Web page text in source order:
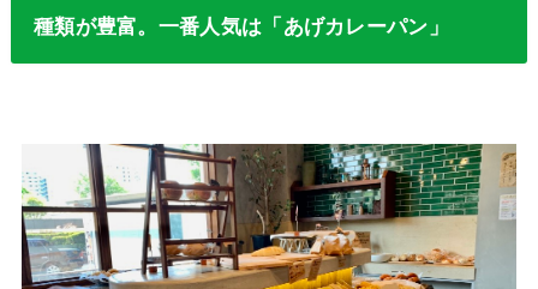
種類が豊富。一番人気は「あげカレーパン」